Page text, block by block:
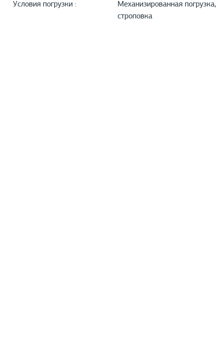
Условия погрузки :
Механизированная погрузка,
строповка